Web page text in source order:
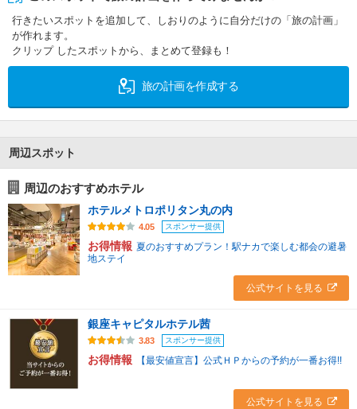
行きたいスポットを追加して、しおりのように自分だけの「旅の計画」
が作れます。
クリップ したスポットから、まとめて登録も！
旅の計画を作成する
周辺スポット
周辺のおすすめホテル
ホテルメトロポリタン丸の内
4.05 スポンサー提供
お得情報 夏のおすすめプラン！駅ナカで楽しむ都会の避暑
地ステイ
公式サイトを見る
銀座キャピタルホテル茜
3.83 スポンサー提供
お得情報 【最安値宣言】公式ＨＰからの予約が一番お得!!
公式サイトを見る